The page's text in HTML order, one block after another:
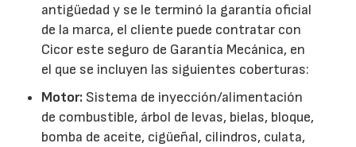
antigüedad y se le terminó la garantía oficial
de la marca, el cliente puede contratar con
Cicor este seguro de Garantía Mecánica, en
el que se incluyen las siguientes coberturas:
Motor: Sistema de inyección/alimentación
de combustible, árbol de levas, bielas, bloque,
bomba de aceite, cigüeñal, cilindros, culata,